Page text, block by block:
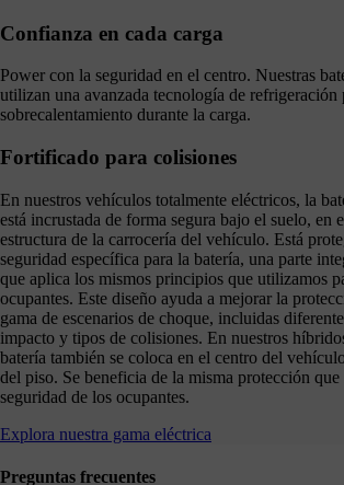
Confianza en cada carga
Power con la seguridad en el centro. Nuestras
utilizan una avanzada tecnología de refrigeración
sobrecalentamiento durante la carga.
Fortificado para colisiones
En nuestros vehículos totalmente eléctricos, la
está incrustada de forma segura bajo el suelo, en
estructura de la carrocería del vehículo. Está
seguridad específica para la batería, una parte
que aplica los mismos principios que utilizamos
ocupantes. Este diseño ayuda a mejorar la
gama de escenarios de choque, incluidas
impacto y tipos de colisiones. En nuestros
batería también se coloca en el centro del
del piso. Se beneficia de la misma protección que
seguridad de los ocupantes.
Explora nuestra gama eléctrica
Preguntas frecuentes